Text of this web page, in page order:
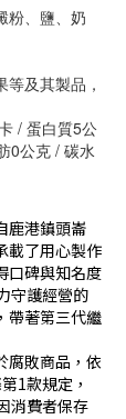
粉、鹽、奶
等及其製品，
/ 蛋白質5公
0公克 / 碳水
鹿港鎮頭崙
載了用心製作
口碑與知名度
守護經營的
帶著第三代繼
腐敗商品，依
1款規定，
消費者保存